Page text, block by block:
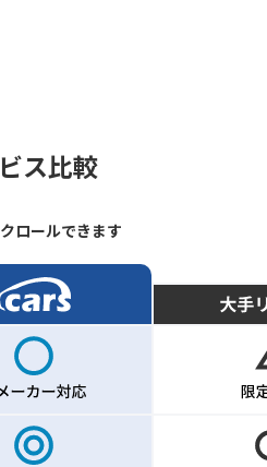
ス比較
ロールできます